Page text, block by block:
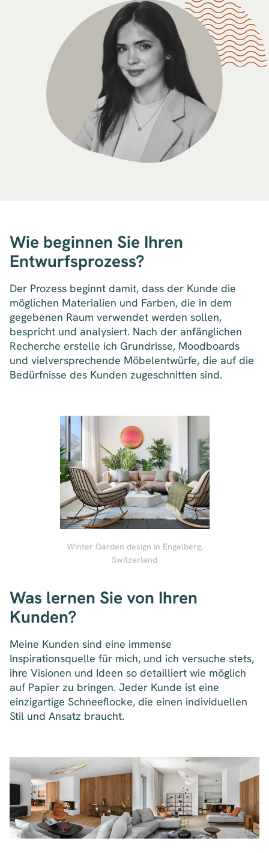
Wie beginnen Sie Ihren
Entwurfsprozess?
Der Prozess beginnt damit, dass der Kunde die
möglichen Materialien und Farben, die in dem
gegebenen Raum verwendet werden sollen,
bespricht und analysiert. Nach der anfänglichen
Recherche erstelle ich Grundrisse, Moodboards
und vielversprechende Möbelentwürfe, die auf die
Bedürfnisse des Kunden zugeschnitten sind.
Winter Garden design in Engelberg,
Switzerland
Was lernen Sie von Ihren
Kunden?
Meine Kunden sind eine immense
Inspirationsquelle für mich, und ich versuche stets,
ihre Visionen und Ideen so detailliert wie möglich
auf Papier zu bringen. Jeder Kunde ist eine
einzigartige Schneeflocke, die einen individuellen
Stil und Ansatz braucht.